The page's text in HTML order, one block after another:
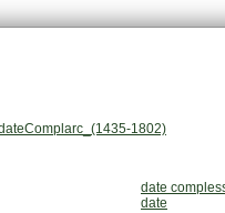
1802)
date
date